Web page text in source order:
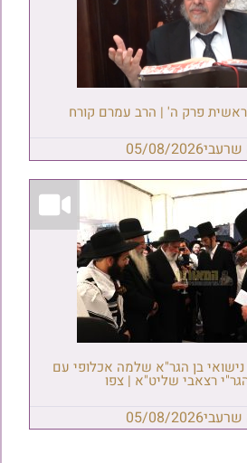
פרק ה' | הרב עמרם קורח
05/08/2026
בן הגר"א שלמה אכלופי עם
רצאבי שליט"א | צפו
05/08/2026